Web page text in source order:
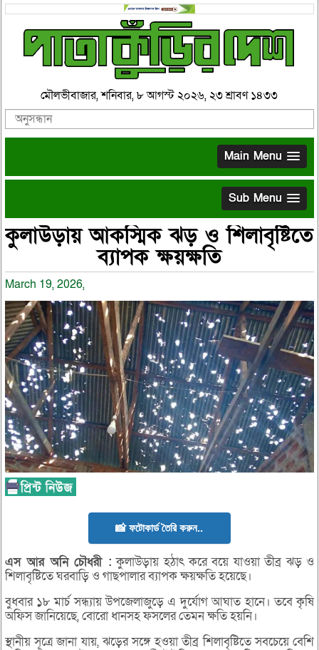
মৌলভীবাজার, শনিবার, ৮ আগস্ট ২০২৬, ২৩ শ্রাবণ ১৪৩৩
Main Menu
Sub Menu
কুলাউড়ায় আকস্মিক ঝড় ও শিলাবৃষ্টিতে
ব্যাপক ক্ষয়ক্ষতি
March 19, 2026,
📸 ফটোকার্ড তৈরি করুন..
এসআরঅনিচৌধরী : কুলাউড়ায় হঠাৎ করে বয়ে যাওয়া তীব্র ঝড় ও
শিলাবৃষ্টিতে ঘরবাড়ি ও গাছপালার ব্যাপক ক্ষয়ক্ষতি হয়েছে।
বুধবার ১৮ মার্চ সন্ধ্যায় উপজেলাজুড়ে এ দুর্যোগ আঘাত হানে। তবে কৃষি
অফিস জানিয়েছে, বোরো ধানসহ ফসলের তেমন ক্ষতি হয়নি।
স্থানীয় সূত্রে জানা যায়, ঝড়ের সঙ্গে হওয়া তীব্র শিলাবৃষ্টিতে সবচেয়ে বেশি